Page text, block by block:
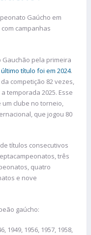
Gaúcho em
campanhas
Gauchão pela primeira
último título foi em 2024.
competição 82 vezes,
temporada 2025. Esse
clube no torneio,
que jogou 80
títulos consecutivos
três
quatro
e nove
gaúcho:
1949, 1956, 1957, 1958,